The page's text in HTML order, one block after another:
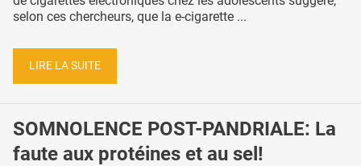
selon ces chercheurs, que la e-cigarette ...
LIRE LA SUITE
SOMNOLENCE POST-PANDRIALE: La
faute aux protéines et au sel!